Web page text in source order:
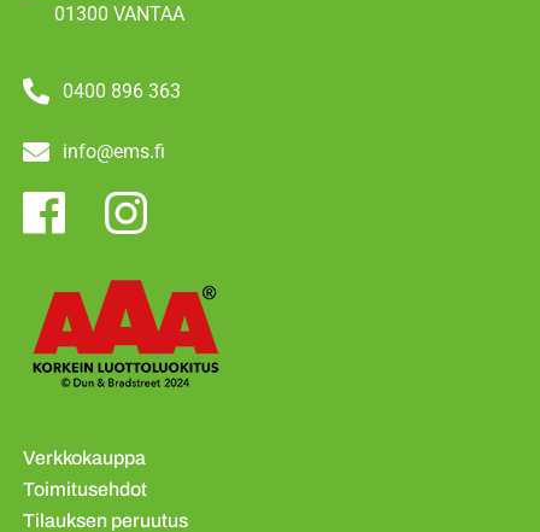
01300 VANTAA
0400 896 363
info@ems.fi
Verkkokauppa
Toimitusehdot
Tilauksen peruutus